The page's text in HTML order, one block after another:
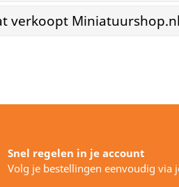
verkoopt
Snel regelen in je account
Volg je bestellingen eenvoudig via